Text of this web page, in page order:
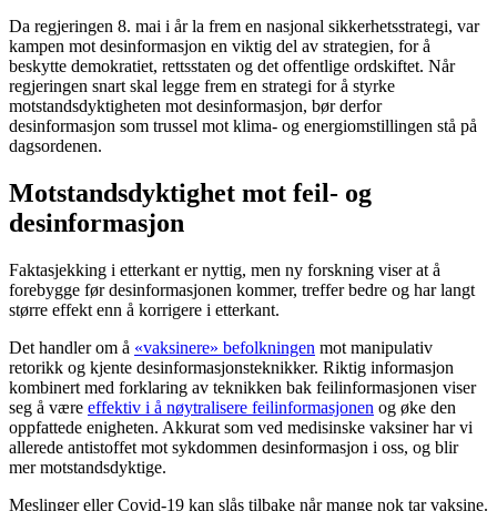
Da regjeringen 8. mai i år la frem en nasjonal sikkerhetsstrategi, var
kampen mot desinformasjon en viktig del av strategien, for å
beskytte demokratiet, rettsstaten og det offentlige ordskiftet. Når
regjeringen snart skal legge frem en strategi for å styrke
motstandsdyktigheten mot desinformasjon, bør derfor
desinformasjon som trussel mot klima- og energiomstillingen stå på
dagsordenen.
Motstandsdyktighet mot feil- og
desinformasjon
Faktasjekking i etterkant er nyttig, men ny forskning viser at å
forebygge før desinformasjonen kommer, treffer bedre og har langt
større effekt enn å korrigere i etterkant.
Det handler om å «vaksinere» befolkningen mot manipulativ
retorikk og kjente desinformasjonsteknikker. Riktig informasjon
kombinert med forklaring av teknikken bak feilinformasjonen viser
seg å være effektiv i å nøytralisere feilinformasjonen og øke den
oppfattede enigheten. Akkurat som ved medisinske vaksiner har vi
allerede antistoffet mot sykdommen desinformasjon i oss, og blir
mer motstandsdyktige.
Meslinger eller Covid-19 kan slås tilbake når mange nok tar vaksine.